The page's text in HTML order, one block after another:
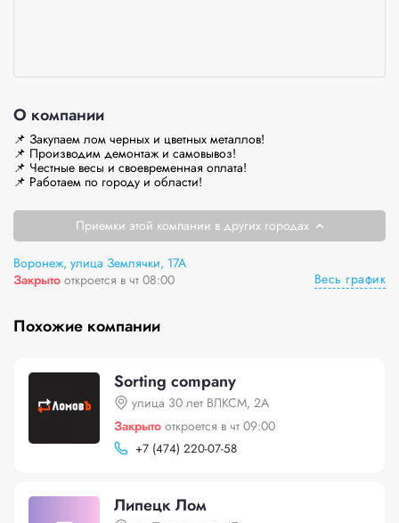
О компании
📌 Закупаем лом черных и цветных металлов!
📌 Производим демонтаж и самовывоз!
📌 Честные весы и своевременная оплата!
📌 Работаем по городу и области!
Приемки этой компании в других городах
Воронеж, улица Землячки, 17А
Закрыто откроется в чт 08:00 Весь график
Похожие компании
Sorting company
улица 30 лет ВЛКСМ, 2А
Закрыто откроется в чт 09:00
+7 (474) 220-07-58
Липецк Лом